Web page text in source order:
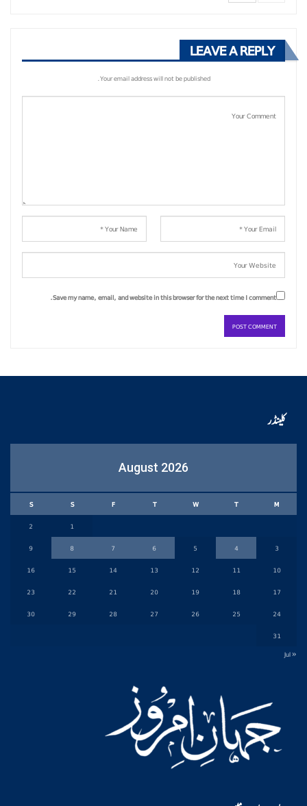
LEAVE A REPLY
Your email address will not be published.
Save my name, email, and website in this browser for the next time I comment.
کلینڈر
August 2026
M
T
W
T
F
S
S
1
2
3
4
5
6
7
8
9
10
11
12
13
14
15
16
17
18
19
20
21
22
23
24
25
26
27
28
29
30
31
« Jul